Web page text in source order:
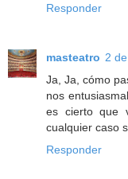
Responder
masteatro 2
Ja, Ja, cómo
nos
es cierto que
cualquier caso
Responder